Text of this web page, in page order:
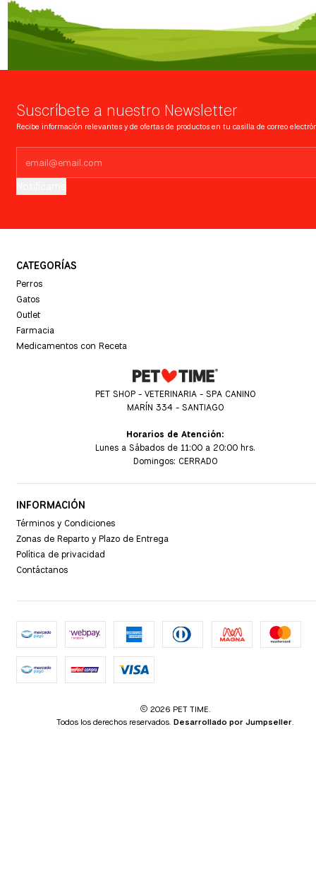
Suscríbete a nuestro Newsletter
Recibe información relevantes y de ofertas de productos en tu casilla de correo
CATEGORÍAS
Perros
Gatos
Outlet
Farmacia
Medicamentos con Receta
PET SHOP - VETERINARIA - SPA CANINO
MARÍN 334 - SANTIAGO
Horarios de Atención:
Lunes a Sábados de 11:00 a 20:00 hrs.
Domingos: CERRADO
INFORMACIÓN
Términos y Condiciones
Zonas de Reparto y Plazo de Entrega
Política de privacidad
Contáctanos
2026 PET TIME.
Todos los derechos reservados. Desarrollado por Jumpseller.